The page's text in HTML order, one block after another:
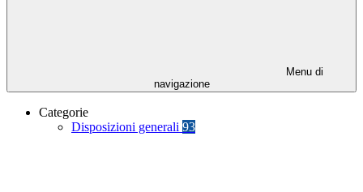
Menu di
navigazione
Categorie
Disposizioni generali 93